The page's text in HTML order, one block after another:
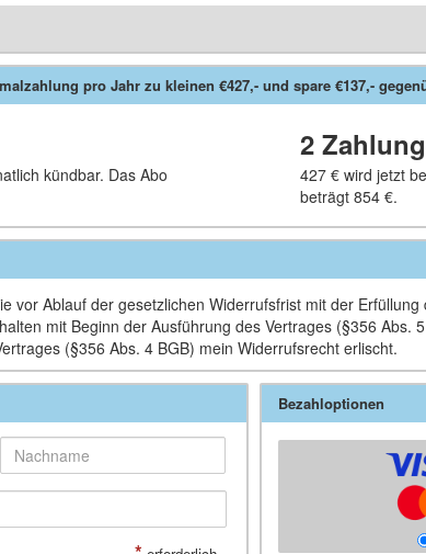
pro Jahr zu kleinen €427,- und spare €137,-
kündbar. Das Abo
2
427 € wird jetzt
beträgt 854 €.
vor Ablauf der gesetzlichen Widerrufsfrist mit der
mit Beginn der Ausführung des Vertrages (§356 Abs.
(§356 Abs. 4 BGB) mein Widerrufsrecht erlischt.
Bezahloptionen